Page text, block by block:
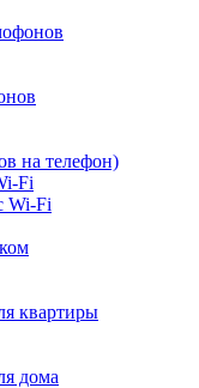
на телефон)
Fi
Wi-Fi
квартиры
дома